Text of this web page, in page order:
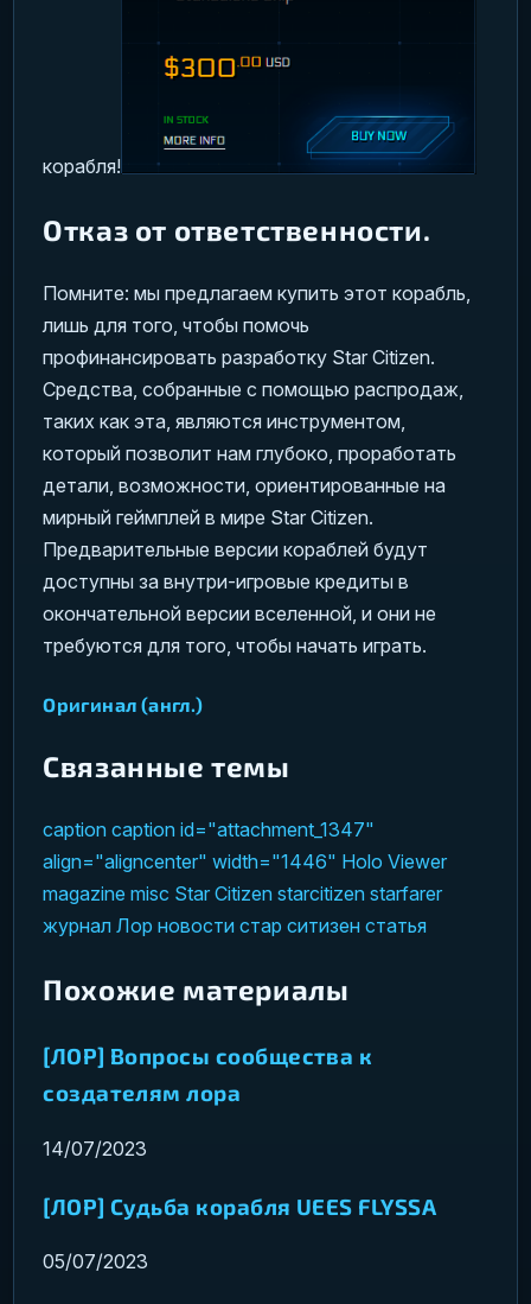
корабля!
Отказ от ответственности.
Помните: мы предлагаем купить этот корабль,
лишь для того, чтобы помочь
профинансировать разработку Star Citizen.
Средства, собранные с помощью распродаж,
таких как эта, являются инструментом,
который позволит нам глубоко, проработать
детали, возможности, ориентированные на
мирный геймплей в мире Star Citizen.
Предварительные версии кораблей будут
доступны за внутри-игровые кредиты в
окончательной версии вселенной, и они не
требуются для того, чтобы начать играть.
Оригинал (англ.)
Связанные темы
caption caption id="attachment_1347"
align="aligncenter" width="1446" Holo Viewer
magazine misc Star Citizen starcitizen starfarer
журнал Лор новости стар ситизен статья
Похожие материалы
[ЛОР] Вопросы сообщества к
создателям лора
14/07/2023
[ЛОР] Судьба корабля UEES FLYSSA
05/07/2023